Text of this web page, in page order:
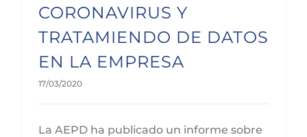
CORONAVIRUS Y
TRATAMIENDO DE DATOS
EN LA EMPRESA
17/03/2020
La AEPD ha publicado un informe sobre